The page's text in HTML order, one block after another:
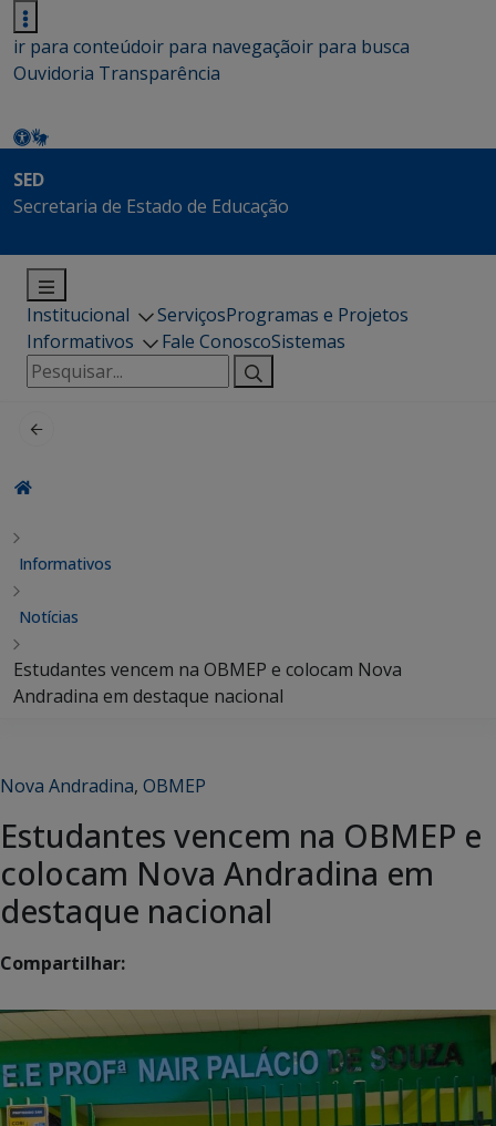
ir para conteúdoir para navegaçãoir para busca
Ouvidoria Transparência
SED
Secretaria de Estado de Educação
Institucional ServiçosProgramas e Projetos
Informativos
Fale ConoscoSistemas
Pesquisar
por:
Informativos
Notícias
Estudantes vencem na OBMEP e colocam Nova
Andradina em destaque nacional
Nova Andradina, OBMEP
Estudantes vencem na OBMEP e
colocam Nova Andradina em
destaque nacional
Compartilhar: